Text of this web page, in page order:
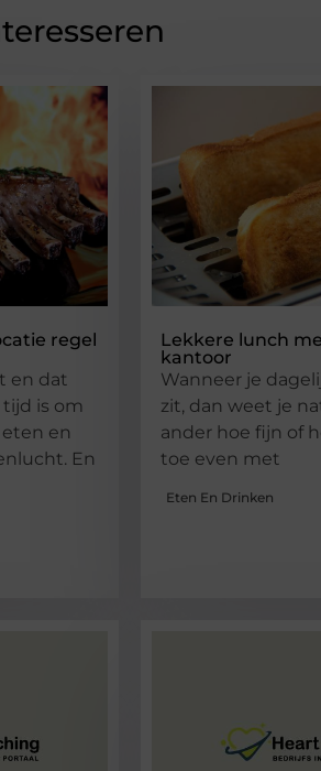
regel
en dat
is om
en
En
Lekkere lunch
kantoor
Wanneer je
zit, dan weet je
ander hoe fijn of
toe even met
Eten En Drinken